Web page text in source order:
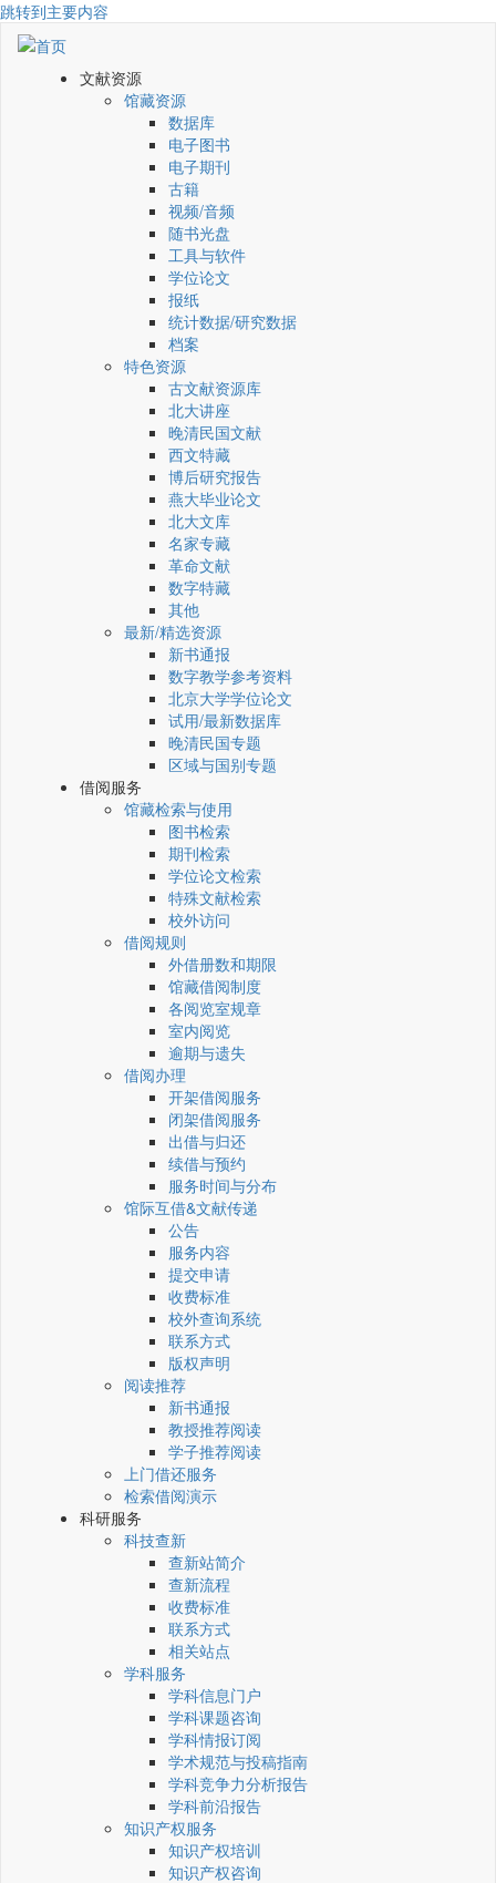
跳转到主要内容
文献资源
馆藏资源
数据库
电子图书
电子期刊
古籍
视频/音频
随书光盘
工具与软件
学位论文
报纸
统计数据/研究数据
档案
特色资源
古文献资源库
北大讲座
晚清民国文献
西文特藏
博后研究报告
燕大毕业论文
北大文库
名家专藏
革命文献
数字特藏
其他
最新/精选资源
新书通报
数字教学参考资料
北京大学学位论文
试用/最新数据库
晚清民国专题
区域与国别专题
借阅服务
馆藏检索与使用
图书检索
期刊检索
学位论文检索
特殊文献检索
校外访问
借阅规则
外借册数和期限
馆藏借阅制度
各阅览室规章
室内阅览
逾期与遗失
借阅办理
开架借阅服务
闭架借阅服务
出借与归还
续借与预约
服务时间与分布
馆际互借&文献传递
公告
服务内容
提交申请
收费标准
校外查询系统
联系方式
版权声明
阅读推荐
新书通报
教授推荐阅读
学子推荐阅读
上门借还服务
检索借阅演示
科研服务
科技查新
查新站简介
查新流程
收费标准
联系方式
相关站点
学科服务
学科信息门户
学科课题咨询
学科情报订阅
学术规范与投稿指南
学科竞争力分析报告
学科前沿报告
知识产权服务
知识产权培训
知识产权咨询